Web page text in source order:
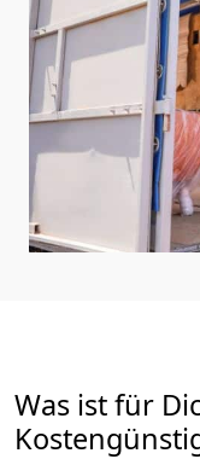
Was ist für